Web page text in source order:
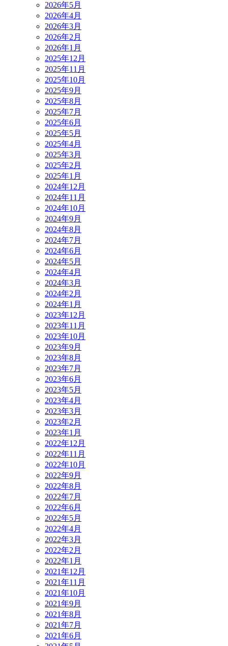
2026年5月
2026年4月
2026年3月
2026年2月
2026年1月
2025年12月
2025年11月
2025年10月
2025年9月
2025年8月
2025年7月
2025年6月
2025年5月
2025年4月
2025年3月
2025年2月
2025年1月
2024年12月
2024年11月
2024年10月
2024年9月
2024年8月
2024年7月
2024年6月
2024年5月
2024年4月
2024年3月
2024年2月
2024年1月
2023年12月
2023年11月
2023年10月
2023年9月
2023年8月
2023年7月
2023年6月
2023年5月
2023年4月
2023年3月
2023年2月
2023年1月
2022年12月
2022年11月
2022年10月
2022年9月
2022年8月
2022年7月
2022年6月
2022年5月
2022年4月
2022年3月
2022年2月
2022年1月
2021年12月
2021年11月
2021年10月
2021年9月
2021年8月
2021年7月
2021年6月